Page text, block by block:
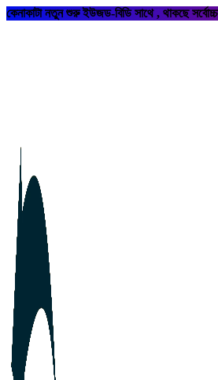
কেনাকাটা নতুন শুরু ইউজড-বিডি সাথে , থাকছে সর্বোচ্চ